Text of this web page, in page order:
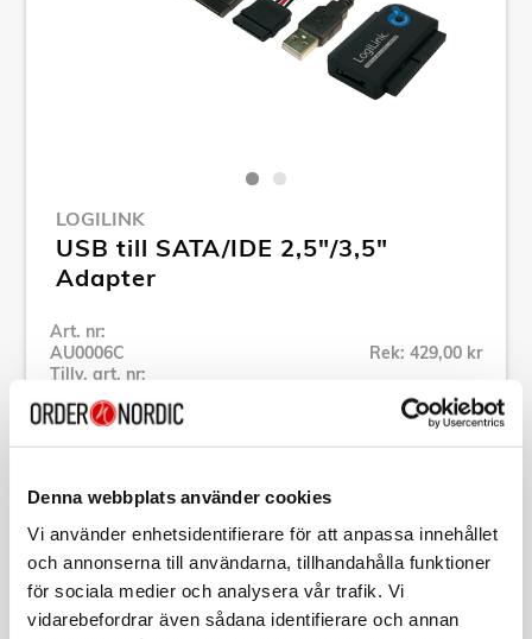
Denna webbplats använder cookies
Vi använder enhetsidentifierare för att anpassa innehållet
och annonserna till användarna, tillhandahålla funktioner
för sociala medier och analysera vår trafik. Vi
vidarebefordrar även sådana identifierare och annan
LOGILINK
USB till SATA/IDE 2,5"/3,5"
Adapter
Art. nr:
AU0006C
Tillv. art. nr:
AU0006C
Rek: 429,00 kr
Se alla produkter inom LogiLink
Specifikation
Beskrivning